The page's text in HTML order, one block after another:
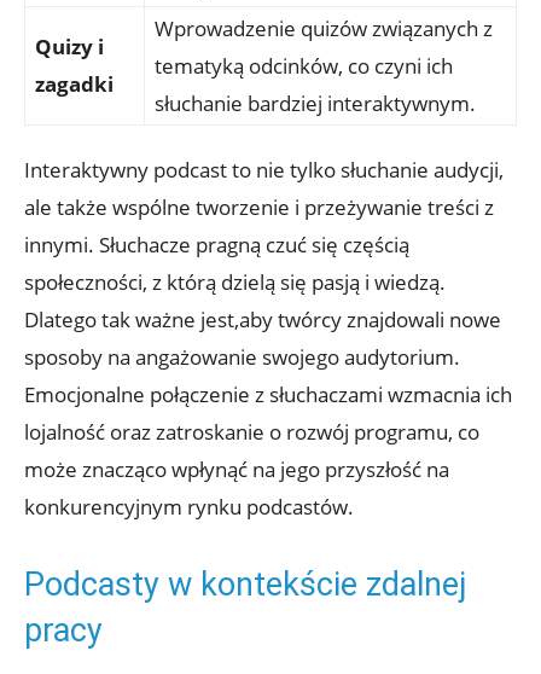
Quizy i
zagadki
Wprowadzenie quizów związanych z
tematyką odcinków, co czyni ich
słuchanie bardziej interaktywnym.
Interaktywny podcast to nie tylko słuchanie audycji,
ale także wspólne tworzenie i przeżywanie treści z
innymi. Słuchacze pragną czuć się częścią
społeczności, z którą dzielą się pasją i wiedzą.
Dlatego tak ważne jest,aby twórcy znajdowali nowe
sposoby na angażowanie swojego audytorium.
Emocjonalne połączenie z słuchaczami wzmacnia ich
lojalność oraz zatroskanie o rozwój programu, co
może znacząco wpłynąć na jego przyszłość na
konkurencyjnym rynku podcastów.
Podcasty w kontekście zdalnej
pracy